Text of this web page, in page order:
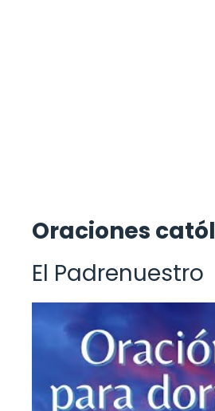
Oraciones
El Padrenuestro